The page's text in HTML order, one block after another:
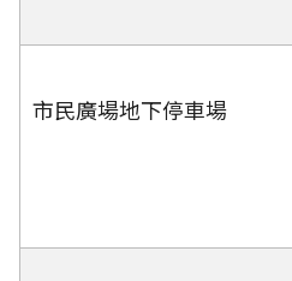
市民廣場地下停車場